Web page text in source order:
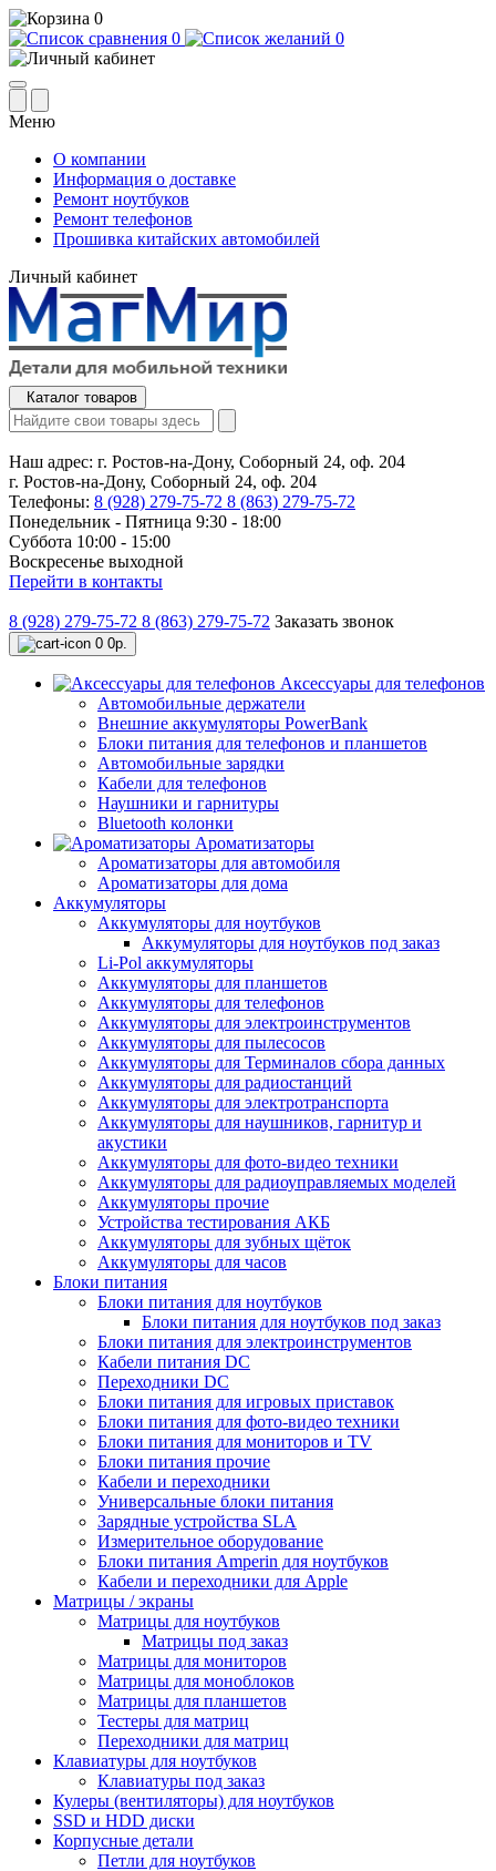
0
0
0
Меню
О компании
Информация о доставке
Ремонт ноутбуков
Ремонт телефонов
Прошивка китайских автомобилей
Личный кабинет
Каталог товаров
Наш адрес: г. Ростов-на-Дону, Соборный 24, оф. 204
г. Ростов-на-Дону, Соборный 24, оф. 204
Телефоны: 8 (928) 279-75-72 8 (863) 279-75-72
Понедельник - Пятница 9:30 - 18:00
Суббота 10:00 - 15:00
Воскресенье выходной
Перейти в контакты
8 (928) 279-75-72 8 (863) 279-75-72 Заказать звонок
0 0р.
Аксессуары для телефонов
Автомобильные держатели
Внешние аккумуляторы PowerBank
Блоки питания для телефонов и планшетов
Автомобильные зарядки
Кабели для телефонов
Наушники и гарнитуры
Bluetooth колонки
Ароматизаторы
Ароматизаторы для автомобиля
Ароматизаторы для дома
Аккумуляторы
Аккумуляторы для ноутбуков
Аккумуляторы для ноутбуков под заказ
Li-Pol аккумуляторы
Аккумуляторы для планшетов
Аккумуляторы для телефонов
Аккумуляторы для электроинструментов
Аккумуляторы для пылесосов
Аккумуляторы для Терминалов сбора данных
Аккумуляторы для радиостанций
Аккумуляторы для электротранспорта
Аккумуляторы для наушников, гарнитур и
акустики
Аккумуляторы для фото-видео техники
Аккумуляторы для радиоуправляемых моделей
Аккумуляторы прочие
Устройства тестирования АКБ
Аккумуляторы для зубных щёток
Аккумуляторы для часов
Блоки питания
Блоки питания для ноутбуков
Блоки питания для ноутбуков под заказ
Блоки питания для электроинструментов
Кабели питания DC
Переходники DC
Блоки питания для игровых приставок
Блоки питания для фото-видео техники
Блоки питания для мониторов и TV
Блоки питания прочие
Кабели и переходники
Универсальные блоки питания
Зарядные устройства SLA
Измерительное оборудование
Блоки питания Amperin для ноутбуков
Кабели и переходники для Apple
Матрицы / экраны
Матрицы для ноутбуков
Матрицы под заказ
Матрицы для мониторов
Матрицы для моноблоков
Матрицы для планшетов
Тестеры для матриц
Переходники для матриц
Клавиатуры для ноутбуков
Клавиатуры под заказ
Кулеры (вентиляторы) для ноутбуков
SSD и HDD диски
Корпусные детали
Петли для ноутбуков